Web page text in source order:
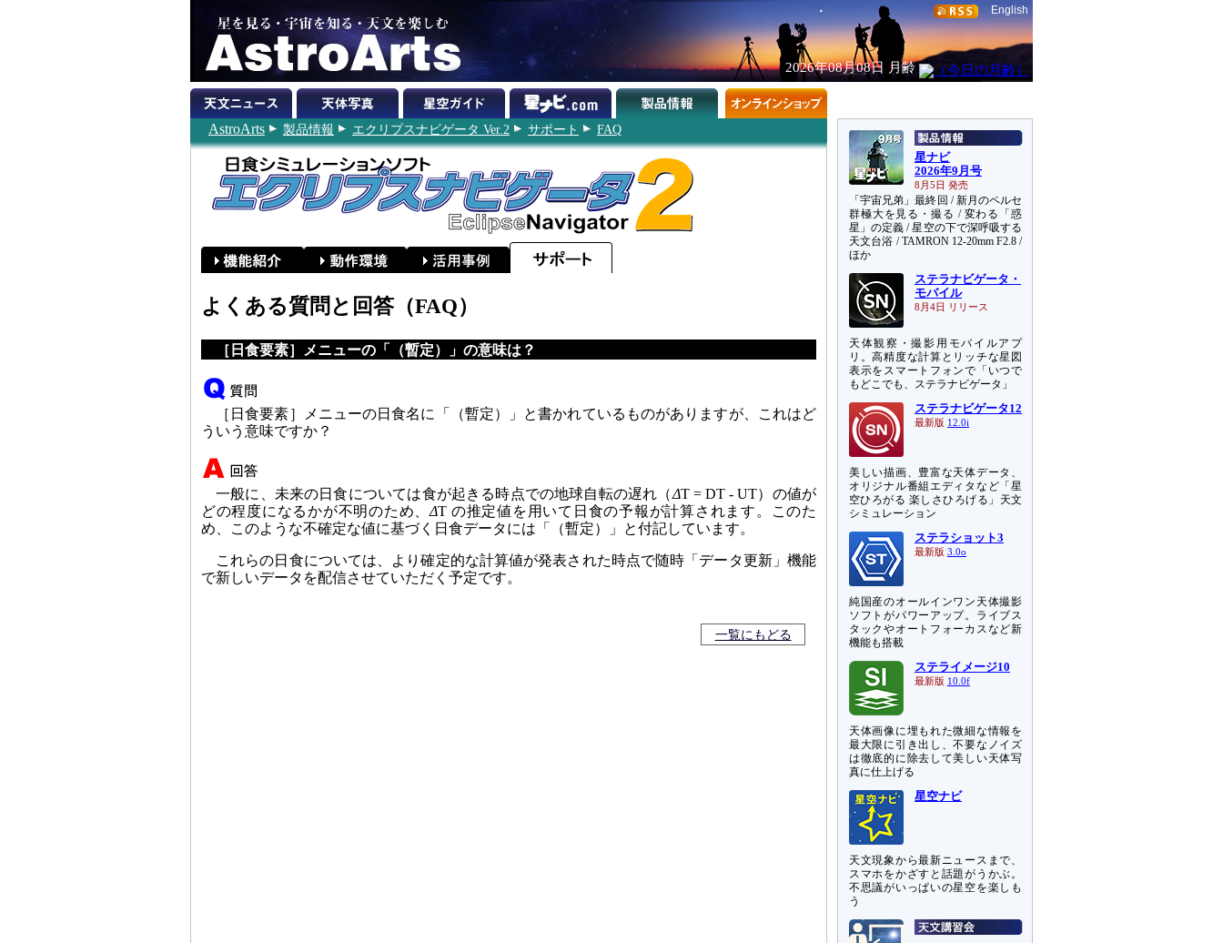
English
2026年08月08日 月齢
AstroArts 製品情報 エクリプスナビゲータ Ver.2 サポート FAQ
よくある質問と回答（FAQ）
［日食要素］メニューの「（暫定）」の意味は？
［日食要素］メニューの日食名に「（暫定）」と書かれているものがありますが、これはど
ういう意味ですか？
一般に、未来の日食については食が起きる時点での地球自転の遅れ（ΔT = DT - UT）の値が
どの程度になるかが不明のため、ΔT の推定値を用いて日食の予報が計算されます。このた
め、このような不確定な値に基づく日食データには「（暫定）」と付記しています。
これらの日食については、より確定的な計算値が発表された時点で随時「データ更新」機能
で新しいデータを配信させていただく予定です。
一覧にもどる
星ナビ
2026年9月号
8月5日 発売
「宇宙兄弟」最終回 / 新月のペルセ
群極大を見る・撮る / 変わる「惑
星」の定義 / 星空の下で深呼吸する
天文台浴 / TAMRON 12-20mm F2.8 /
ほか
ステラナビゲータ・
モバイル
8月4日 リリース
天体観察・撮影用モバイルアプ
リ。高精度な計算とリッチな星図
表示をスマートフォンで「いつで
もどこでも、ステラナビゲータ」
ステラナビゲータ12
最新版 12.0i
美しい描画、豊富な天体データ、
オリジナル番組エディタなど「星
空ひろがる 楽しさひろげる」天文
シミュレーション
ステラショット3
最新版 3.0o
純国産のオールインワン天体撮影
ソフトがパワーアップ。ライブス
タックやオートフォーカスなど新
機能も搭載
ステライメージ10
最新版 10.0f
天体画像に埋もれた微細な情報を
最大限に引き出し、不要なノイズ
は徹底的に除去して美しい天体写
真に仕上げる
星空ナビ
天文現象から最新ニュースまで、
スマホをかざすと話題がうかぶ。
不思議がいっぱいの星空を楽しも
う